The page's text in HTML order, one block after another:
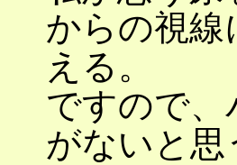
からの視
える。
ですので
がないと